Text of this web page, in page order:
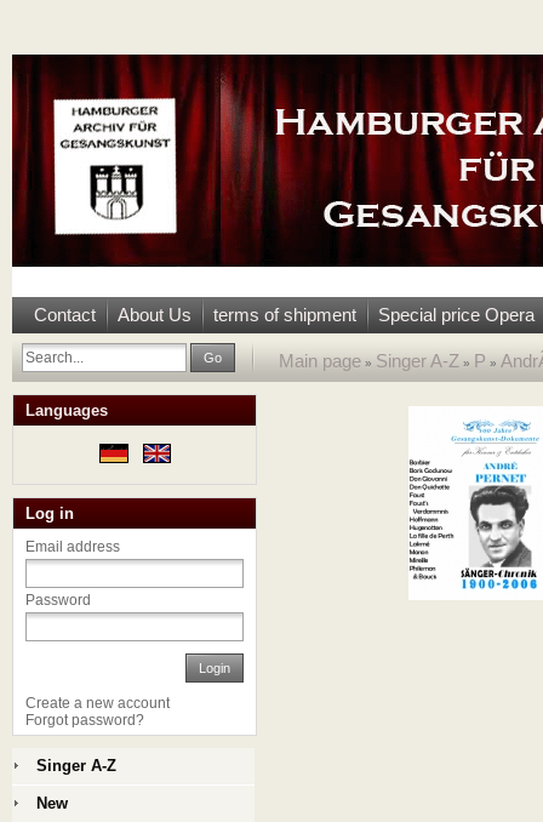
Contact About Us terms of shipment Special price Opera
Go Main page » Singer A-Z » P »
Languages
Log in
Email address
Password
Login
Create a new account
Forgot password?
Singer A-Z
New